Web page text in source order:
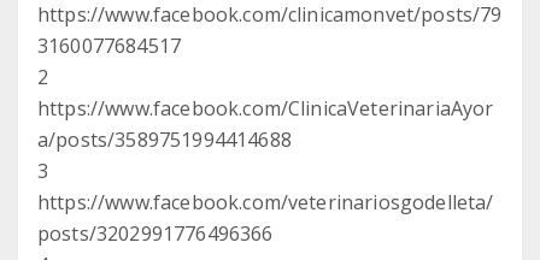
https://www.facebook.com/clinicamonvet/posts/79
3160077684517
2
https://www.facebook.com/ClinicaVeterinariaAyor
a/posts/3589751994414688
3
https://www.facebook.com/veterinariosgodelleta/
posts/3202991776496366